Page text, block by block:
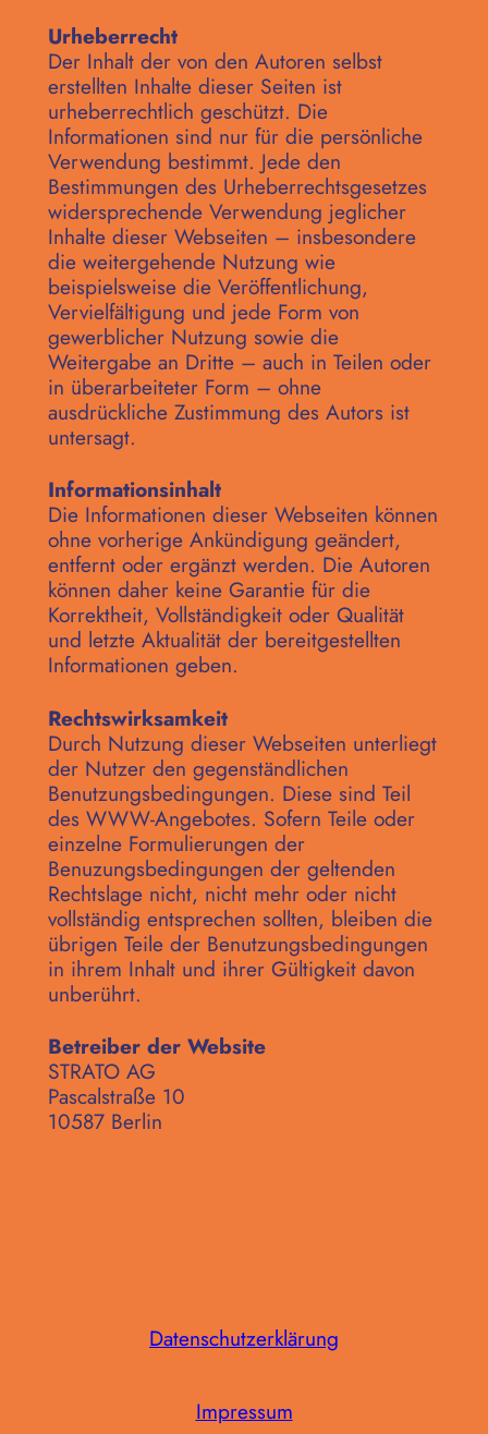
Urheberrecht
Der Inhalt der von den Autoren selbst
erstellten Inhalte dieser Seiten ist
urheberrechtlich geschützt. Die
Informationen sind nur für die persönliche
Verwendung bestimmt. Jede den
Bestimmungen des Urheberrechtsgesetzes
widersprechende Verwendung jeglicher
Inhalte dieser Webseiten – insbesondere
die weitergehende Nutzung wie
beispielsweise die Veröffentlichung,
Vervielfältigung und jede Form von
gewerblicher Nutzung sowie die
Weitergabe an Dritte – auch in Teilen oder
in überarbeiteter Form – ohne
ausdrückliche Zustimmung des Autors ist
untersagt.
Informationsinhalt
Die Informationen dieser Webseiten können
ohne vorherige Ankündigung geändert,
entfernt oder ergänzt werden. Die Autoren
können daher keine Garantie für die
Korrektheit, Vollständigkeit oder Qualität
und letzte Aktualität der bereitgestellten
Informationen geben.
Rechtswirksamkeit
Durch Nutzung dieser Webseiten unterliegt
der Nutzer den gegenständlichen
Benutzungsbedingungen. Diese sind Teil
des WWW-Angebotes. Sofern Teile oder
einzelne Formulierungen der
Benuzungsbedingungen der geltenden
Rechtslage nicht, nicht mehr oder nicht
vollständig entsprechen sollten, bleiben die
übrigen Teile der Benutzungsbedingungen
in ihrem Inhalt und ihrer Gültigkeit davon
unberührt.
Betreiber der Website
STRATO AG
Pascalstraße 10
10587 Berlin
Datenschutzerklärung
Impressum